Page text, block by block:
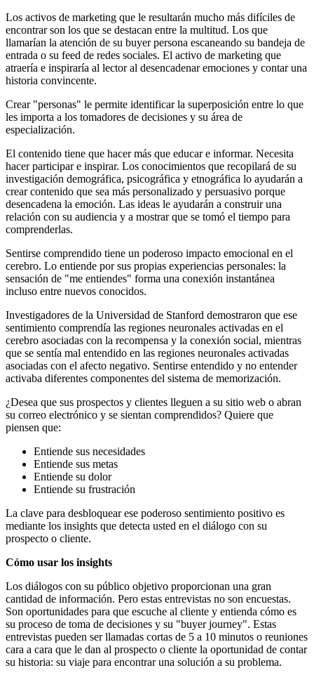
Los activos de marketing que le resultarán mucho más difíciles de
encontrar son los que se destacan entre la multitud. Los que
llamarían la atención de su buyer persona escaneando su bandeja de
entrada o su feed de redes sociales. El activo de marketing que
atraería e inspiraría al lector al desencadenar emociones y contar una
historia convincente.
Crear "personas" le permite identificar la superposición entre lo que
les importa a los tomadores de decisiones y su área de
especialización.
El contenido tiene que hacer más que educar e informar. Necesita
hacer participar e inspirar. Los conocimientos que recopilará de su
investigación demográfica, psicográfica y etnográfica lo ayudarán a
crear contenido que sea más personalizado y persuasivo porque
desencadena la emoción. Las ideas le ayudarán a construir una
relación con su audiencia y a mostrar que se tomó el tiempo para
comprenderlas.
Sentirse comprendido tiene un poderoso impacto emocional en el
cerebro. Lo entiende por sus propias experiencias personales: la
sensación de "me entiendes" forma una conexión instantánea
incluso entre nuevos conocidos.
Investigadores de la Universidad de Stanford demostraron que ese
sentimiento comprendía las regiones neuronales activadas en el
cerebro asociadas con la recompensa y la conexión social, mientras
que se sentía mal entendido en las regiones neuronales activadas
asociadas con el afecto negativo. Sentirse entendido y no entender
activaba diferentes componentes del sistema de memorización.
¿Desea que sus prospectos y clientes lleguen a su sitio web o abran
su correo electrónico y se sientan comprendidos? Quiere que
piensen que:
Entiende sus necesidades
Entiende sus metas
Entiende su dolor
Entiende su frustración
La clave para desbloquear ese poderoso sentimiento positivo es
mediante los insights que detecta usted en el diálogo con su
prospecto o cliente.
Cómo usar los insights
Los diálogos con su público objetivo proporcionan una gran
cantidad de información. Pero estas entrevistas no son encuestas.
Son oportunidades para que escuche al cliente y entienda cómo es
su proceso de toma de decisiones y su "buyer journey". Estas
entrevistas pueden ser llamadas cortas de 5 a 10 minutos o reuniones
cara a cara que le dan al prospecto o cliente la oportunidad de contar
su historia: su viaje para encontrar una solución a su problema.